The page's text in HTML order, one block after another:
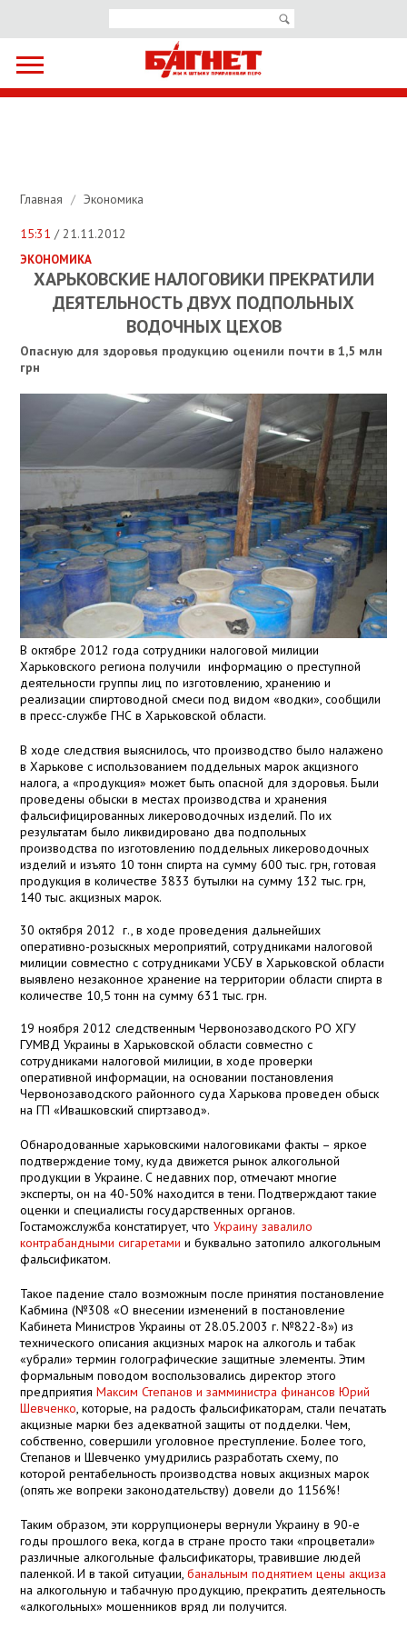
Главная / Экономика
15:31 / 21.11.2012
ЭКОНОМИКА
ХАРЬКОВСКИЕ НАЛОГОВИКИ ПРЕКРАТИЛИ
ДЕЯТЕЛЬНОСТЬ ДВУХ ПОДПОЛЬНЫХ
ВОДОЧНЫХ ЦЕХОВ
Опасную для здоровья продукцию оценили почти в 1,5 млн
грн
В октябре 2012 года сотрудники налоговой милиции
Харьковского региона получили информацию о преступной
деятельности группы лиц по изготовлению, хранению и
реализации спиртоводной смеси под видом «водки», сообщили
в пресс-службе ГНС в Харьковской области.
В ходе следствия выяснилось, что производство было налажено
в Харькове с использованием поддельных марок акцизного
налога, а «продукция» может быть опасной для здоровья. Были
проведены обыски в местах производства и хранения
фальсифицированных ликероводочных изделий. По их
результатам было ликвидировано два подпольных
производства по изготовлению поддельных ликероводочных
изделий и изъято 10 тонн спирта на сумму 600 тыс. грн, готовая
продукция в количестве 3833 бутылки на сумму 132 тыс. грн,
140 тыс. акцизных марок.
30 октября 2012 г., в ходе проведения дальнейших
оперативно-розыскных мероприятий, сотрудниками налоговой
милиции совместно с сотрудниками УСБУ в Харьковской области
выявлено незаконное хранение на территории области спирта в
количестве 10,5 тонн на сумму 631 тыс. грн.
19 ноября 2012 следственным Червонозаводского РО ХГУ
ГУМВД Украины в Харьковской области совместно с
сотрудниками налоговой милиции, в ходе проверки
оперативной информации, на основании постановления
Червонозаводского районного суда Харькова проведен обыск
на ГП «Ивашковский спиртзавод».
Обнародованные харьковскими налоговиками факты – яркое
подтверждение тому, куда движется рынок алкогольной
продукции в Украине. С недавних пор, отмечают многие
эксперты, он на 40-50% находится в тени. Подтверждают такие
оценки и специалисты государственных органов.
Гостаможслужба констатирует, чтоУкраину завалило
контрабандными сигаретами и буквально затопило алкогольным
фальсификатом.
Такое падение стало возможным после принятия постановление
Кабмина (№308 «О внесении изменений в постановление
Кабинета Министров Украины от 28.05.2003 г. №822-8») из
технического описания акцизных марок на алкоголь и табак
«убрали» термин голографические защитные элементы. Этим
формальным поводом воспользовались директор этого
предприятияМаксим Степанов и замминистра финансов Юрий
Шевченко, которые, на радость фальсификаторам, стали печатать
акцизные марки без адекватной защиты от подделки. Чем,
собственно, совершили уголовное преступление. Более того,
Степанов и Шевченко умудрились разработать схему, по
которой рентабельность производства новых акцизных марок
(опять же вопреки законодательству) довели до 1156%!
Таким образом, эти коррупционеры вернули Украину в 90-е
годы прошлого века, когда в стране просто таки «процветали»
различные алкогольные фальсификаторы, травившие людей
паленкой. И в такой ситуации,банальным поднятием цены акциза
на алкогольную и табачную продукцию, прекратить деятельность
«алкогольных» мошенников вряд ли получится.